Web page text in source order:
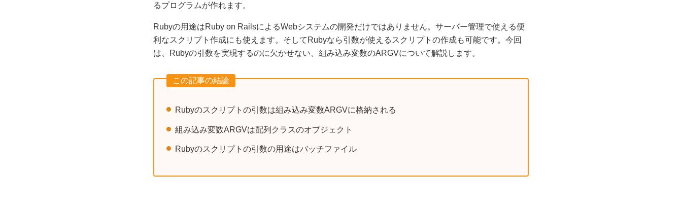
るプログラムが作れます。
Rubyの用途はRuby on RailsによるWebシステムの開発だけではありません。サーバー管理で使える便
利なスクリプト作成にも使えます。そしてRubyなら引数が使えるスクリプトの作成も可能です。今回
は、Rubyの引数を実現するのに欠かせない、組み込み変数のARGVについて解説します。
この記事の結論
Rubyのスクリプトの引数は組み込み変数ARGVに格納される
組み込み変数ARGVは配列クラスのオブジェクト
Rubyのスクリプトの引数の用途はバッチファイル